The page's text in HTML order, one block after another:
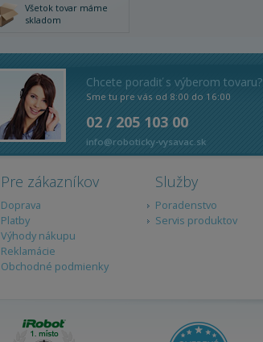
Všetok tovar máme
skladom
Chcete poradiť s výberom tovaru?
Sme tu pre vás od 8:00 do 16:00
02 / 205 103 00
info@roboticky-vysavac.sk
Pre zákazníkov
Doprava
Platby
Výhody nákupu
Reklamácie
Obchodné podmienky
Služby
Poradenstvo
Servis produktov